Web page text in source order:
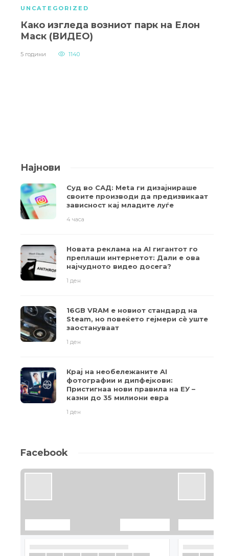
UNCATEGORIZED
Како изгледа возниот парк на Елон
Маск (ВИДЕО)
5 години 1140
Најнови
Суд во САД: Meta ги дизајнираше
своите производи да предизвикаат
зависност кај младите луѓе
4 часа
Новата реклама на AI гигантот го
преплаши интернетот: Дали е ова
најчудното видео досега?
1 ден
16GB VRAM е новиот стандард на
Steam, но повеќето гејмери ​​сè уште
заостануваат
1 ден
Крај на необележаните AI
фотографии и дипфејкови:
Пристигнаа нови правила на ЕУ –
казни до 35 милиони евра
1 ден
Facebook